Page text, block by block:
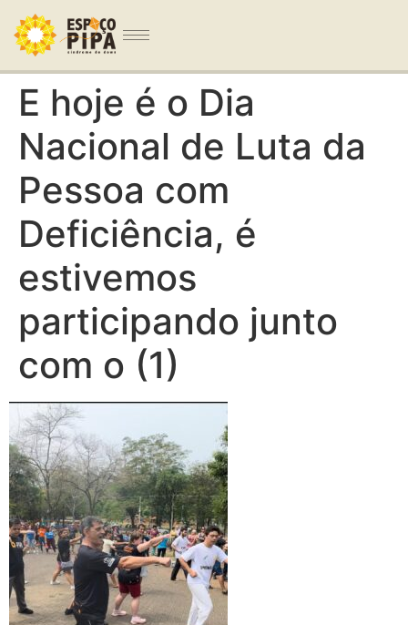
E hoje é o Dia
Nacional de Luta da
Pessoa com
Deficiência, é
estivemos
participando junto
com o (1)